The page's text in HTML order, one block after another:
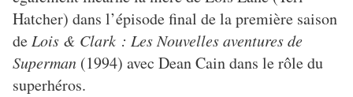
Hatcher) dans l’épisode final de la première saison
de Lois & Clark : Les Nouvelles aventures de
Superman (1994) avec Dean Cain dans le rôle du
superhéros.